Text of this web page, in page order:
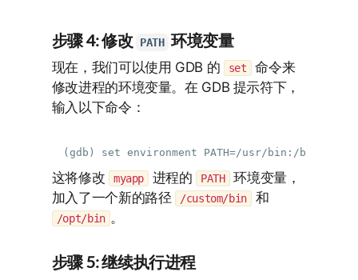
步骤 4: 修改 PATH 环境变量
现在，我们可以使用 GDB 的 set
命令来
修改进程的环境变量。在 GDB 提示符下，
输入以下命令：
这将修改 myapp 进程的 PATH
环境变量，
加入了一个新的路径
/custom/bin 和
/opt/bin 。
步骤 5: 继续执行进程